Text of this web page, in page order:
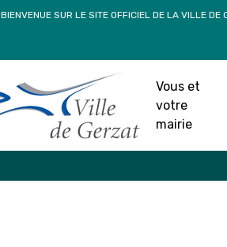
BIENVENUE SUR LE SITE OFFICIEL DE LA VILLE DE
Vous et
votre
mairie